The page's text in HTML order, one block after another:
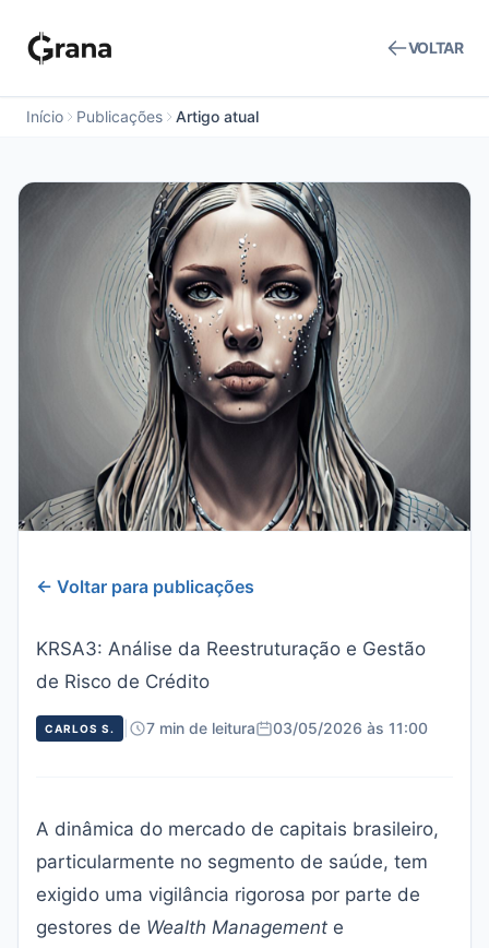
VOLTAR
Início Publicações Artigo atual
← Voltar para publicações
KRSA3: Análise da Reestruturação e Gestão
de Risco de Crédito
CARLOS S. 7 min de leitura 03/05/2026 às 11:00
A dinâmica do mercado de capitais brasileiro,
particularmente no segmento de saúde, tem
exigido uma vigilância rigorosa por parte de
gestores de Wealth Management e